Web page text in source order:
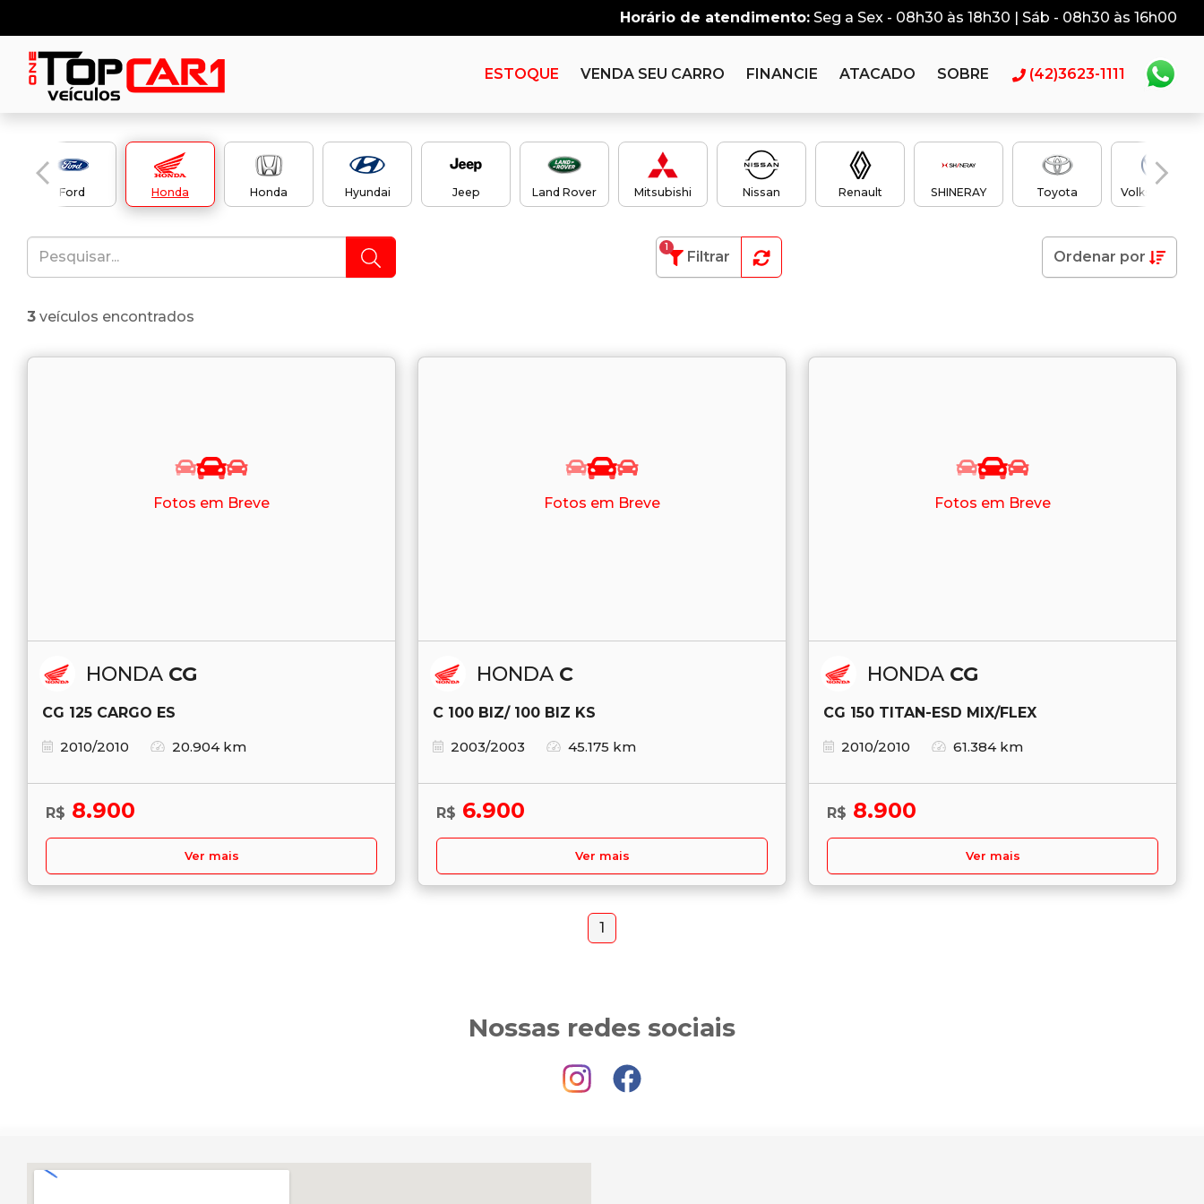
Horário de atendimento: Seg a Sex - 08h30 às 18h30 | Sáb - 08h30 às 16h00
ESTOQUE VENDA SEU CARRO FINANCIE ATACADO SOBRE (42)3623-1111
Ford Honda Honda Hyundai Jeep Land Rover Mitsubishi Nissan Renault SHINERAY Toyota Volkswagen
Filtrar
1
Ordenar por
3 veículos encontrados
Fotos em Breve
HONDA CG
CG 125 CARGO ES
2010/2010
20.904 km
R$ 8.900
Ver mais
Fotos em Breve
HONDA C
C 100 BIZ/ 100 BIZ KS
2003/2003
45.175 km
R$ 6.900
Ver mais
Fotos em Breve
HONDA CG
CG 150 TITAN-ESD MIX/FLEX
2010/2010
61.384 km
R$ 8.900
Ver mais
1
Nossas redes sociais